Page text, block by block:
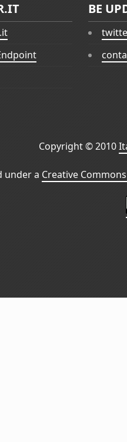
BE
Copyright © 2010
under a Creative